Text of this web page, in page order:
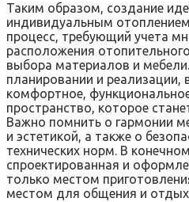
Таким образом, создание
индивидуальным
процесс, требующий учета
расположения
выбора материалов и
планировании и
комфортное,
пространство, которое
Важно помнить о гармонии
и эстетикой, а также о
технических норм. В
спроектированная и
только местом
местом для общения и